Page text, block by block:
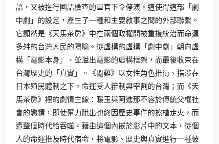
語，又被進行國語檢查的軍官下令停演。這使得這部「劇
中劇」的設定，產生了一種和主要敘事之間的外部聯繫。
它顯然是《天馬茶房》中在兩個政權間被重複統治而命運
多舛的台灣人民的隱喻。從虛構的虛構「劇中劇」朝向虛
構「電影本身」、並溢出電影的虛構框架，而最後收束在
台灣歷史的「真實」。《閹雞》以女性角色推衍、指涉在
日本殖民體制之下，命運受人箝制與宰割的台灣；而《天
馬茶房》裡的劇情主線：暖玉與阿進那不容於傳統父權社
會的戀情，即使奮力脫出也終因歷史事件的擦槍走火，而
遭整個時代給吞噬。藉由這個內嵌於影片中的文本，從個
人的命運推及時代宿命，將電影、歷史與真實進行一種彼